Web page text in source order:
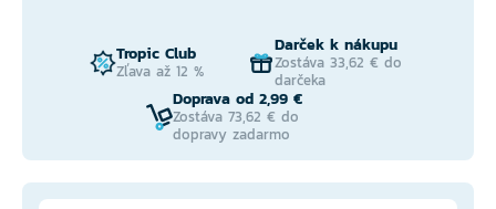
Tropic Club
Zľava až 12 %
Darček k nákupu
Zostáva 33,62 € do
darčeka
Doprava od 2,99 €
Zostáva 73,62 € do
dopravy zadarmo